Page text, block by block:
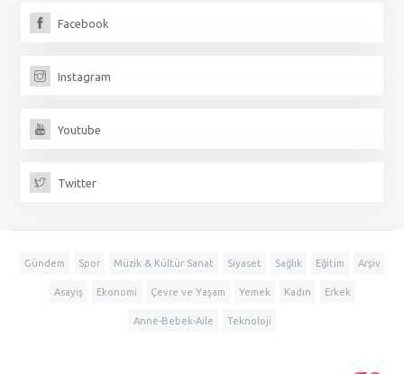
Facebook
Instagram
Youtube
Twitter
Gündem Spor Müzik & Kültür Sanat Siyaset Sağlık Eğitim Arşiv
Asayiş Ekonomi Çevre ve Yaşam Yemek Kadın Erkek
Anne-Bebek-Aile Teknoloji